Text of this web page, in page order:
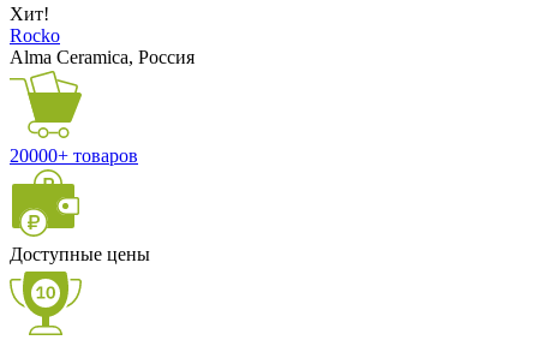
Хит!
Rocko
Alma Ceramica, Россия
20000+ товаров
Доступные цены